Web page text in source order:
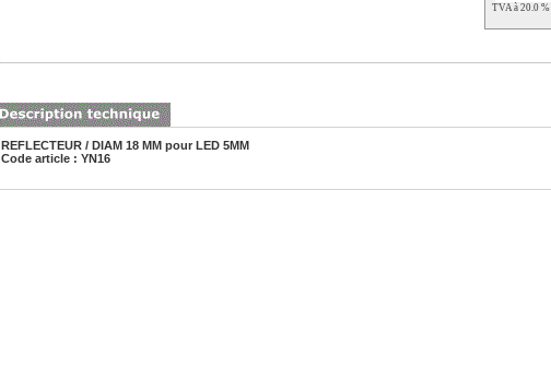
TVA à 20.0 %
REFLECTEUR / DIAM 18 MM pour LED 5MM
Code article : YN16